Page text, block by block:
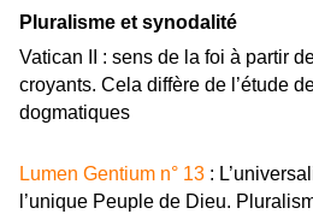
Pluralisme et synodalité
Vatican II : sens de la foi à partir
croyants. Cela diffère de l’étude
dogmatiques
Lumen Gentium n° 13 :
l’unique Peuple de Dieu.